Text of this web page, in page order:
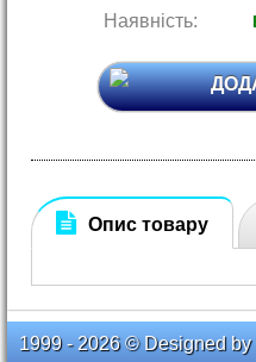
Наявність:
Опис товару
1999 - 2026 © Designed